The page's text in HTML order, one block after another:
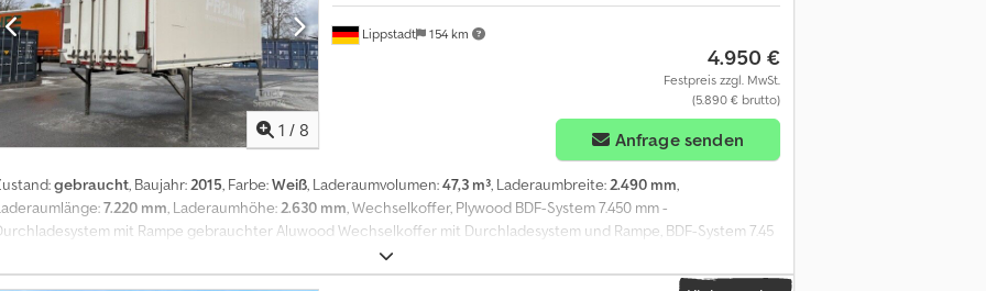
h
t
z
t
n
1 / 8
Lippstadt 154 km
4.950 €
Festpreis zzgl. MwSt.
(5.890 € brutto)
Anfrage senden
gebraucht, Baujahr:2015, Farbe:Weiß, Laderaumvolumen:47,3 m³, Laderaumbreite:2.490 mm,
7.220 mm, Laderaumhöhe:2.630 mm, Wechselkoffer, Plywood BDF-System 7.450 mm -
mit Rampe gebrauchter Aluwood Wechselkoffer mit Durchladesystem und Rampe, BDF-System 7.45
m.\nPortaltüren mit außenliegenden Drehstangenverschlüssen vorne und hinten.\n\nInnen Holz-Siebdruckboden
Kombi-Ankerschienen.\n\nAlle angegebenen Werte sind circa Maße in mm und kg.\nLiefertermin auf Anfrage.